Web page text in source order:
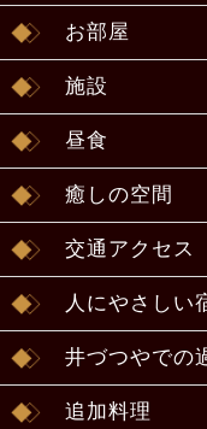
お部屋
施設
昼食
癒しの空間
交通アクセス
人にやさしい
井づつやでの
追加料理